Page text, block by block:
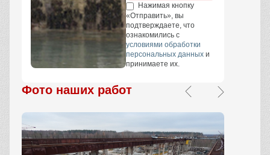
Нажимая кнопку
«Отправить», вы
подтверждаете, что
ознакомились с
условиями обработки
персональных данных и
принимаете их.
Фото наших работ